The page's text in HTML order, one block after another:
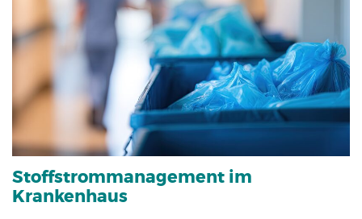
Stoff­strom­management im
Krankenhaus